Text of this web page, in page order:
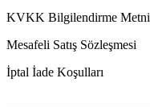
KVKK Bilgilendirme Metni
Mesafeli Satış Sözleşmesi
İptal İade Koşulları